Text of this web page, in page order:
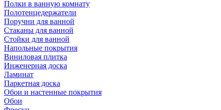
Полки в ванную комнату
Полотенцедержатели
Поручни для ванной
Стаканы для ванной
Стойки для ванной
Напольные покрытия
Виниловая плитка
Инженерная доска
Ламинат
Паркетная доска
Обои и настенные покрытия
Обои